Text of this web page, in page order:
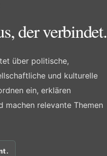
der verbindet.
über politische,
und kulturelle
ein, erklären
machen relevante Themen